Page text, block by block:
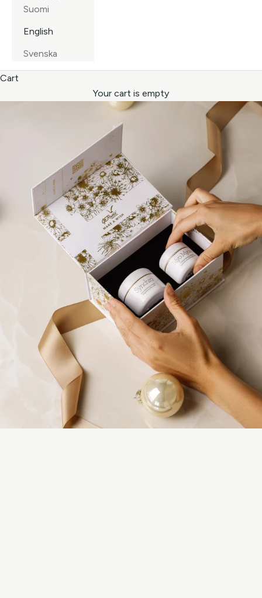
Suomi
English
Svenska
Cart
Your cart is empty